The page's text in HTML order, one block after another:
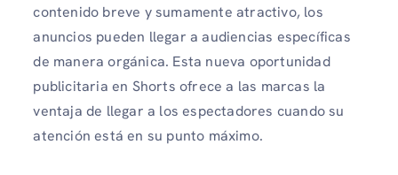
contenido breve y sumamente atractivo, los
anuncios pueden llegar a audiencias específicas
de manera orgánica. Esta nueva oportunidad
publicitaria en Shorts ofrece a las marcas la
ventaja de llegar a los espectadores cuando su
atención está en su punto máximo.